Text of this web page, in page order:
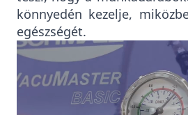
könnyedén kezelje,
egészségét.